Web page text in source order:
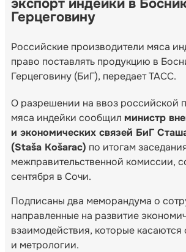
экспорт индейки в
Герцеговину
Российские производители мяса
право поставлять продукцию в
Герцеговину (БиГ), передает ТАСС.
О разрешении на ввоз российской
мяса индейки сообщил министр
и экономических связей БиГ
(Staša Košarac) по итогам
межправительственной комиссии,
сентября в Сочи.
Подписаны два меморандума о
направленные на развитие
взаимодействия, которые касаются
и метрологии.